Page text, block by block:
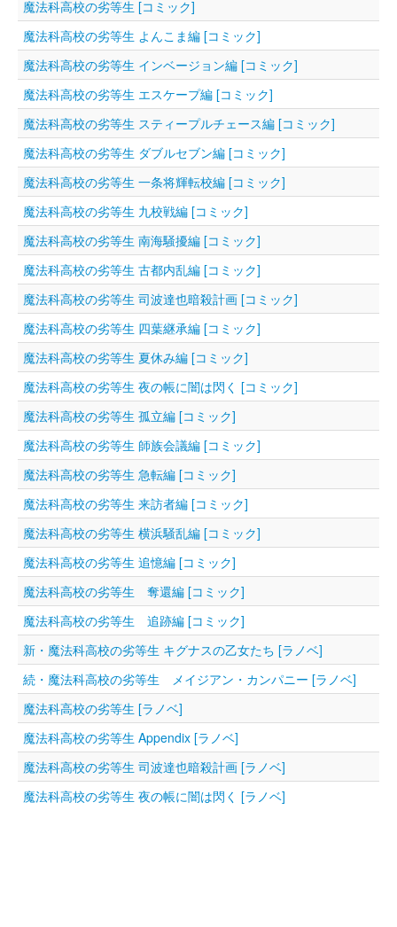
魔法科高校の劣等生 [コミック]
魔法科高校の劣等生 よんこま編 [コミック]
魔法科高校の劣等生 インベージョン編 [コミック]
魔法科高校の劣等生 エスケープ編 [コミック]
魔法科高校の劣等生 スティープルチェース編 [コミック]
魔法科高校の劣等生 ダブルセブン編 [コミック]
魔法科高校の劣等生 一条将輝転校編 [コミック]
魔法科高校の劣等生 九校戦編 [コミック]
魔法科高校の劣等生 南海騒擾編 [コミック]
魔法科高校の劣等生 古都内乱編 [コミック]
魔法科高校の劣等生 司波達也暗殺計画 [コミック]
魔法科高校の劣等生 四葉継承編 [コミック]
魔法科高校の劣等生 夏休み編 [コミック]
魔法科高校の劣等生 夜の帳に闇は閃く [コミック]
魔法科高校の劣等生 孤立編 [コミック]
魔法科高校の劣等生 師族会議編 [コミック]
魔法科高校の劣等生 急転編 [コミック]
魔法科高校の劣等生 来訪者編 [コミック]
魔法科高校の劣等生 横浜騒乱編 [コミック]
魔法科高校の劣等生 追憶編 [コミック]
魔法科高校の劣等生 奪還編 [コミック]
魔法科高校の劣等生 追跡編 [コミック]
新・魔法科高校の劣等生 キグナスの乙女たち [ラノベ]
続・魔法科高校の劣等生 メイジアン・カンパニー [ラノベ]
魔法科高校の劣等生 [ラノベ]
魔法科高校の劣等生 Appendix [ラノベ]
魔法科高校の劣等生 司波達也暗殺計画 [ラノベ]
魔法科高校の劣等生 夜の帳に闇は閃く [ラノベ]